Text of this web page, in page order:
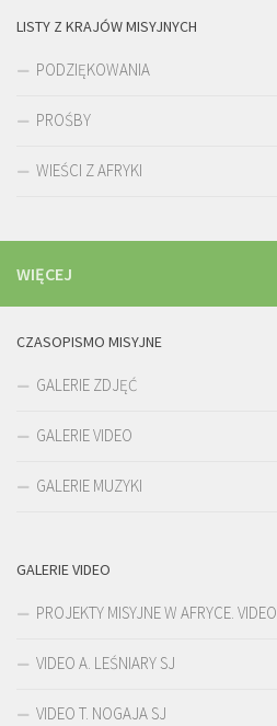
LISTY Z KRAJÓW MISYJNYCH
PODZIĘKOWANIA
PROŚBY
WIEŚCI Z AFRYKI
WIĘCEJ
CZASOPISMO MISYJNE
GALERIE ZDJĘĆ
GALERIE VIDEO
GALERIE MUZYKI
GALERIE VIDEO
PROJEKTY MISYJNE W AFRYCE. VIDEO
VIDEO A. LEŚNIARY SJ
VIDEO T. NOGAJA SJ